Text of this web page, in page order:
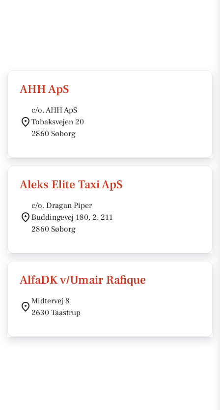
AHH ApS
c/o. AHH ApS
Tobaksvejen 20
2860 Søborg
Aleks Elite Taxi ApS
c/o. Dragan Piper
Buddingevej 180, 2. 211
2860 Søborg
AlfaDK v/Umair Rafique
Midtervej 8
2630 Taastrup